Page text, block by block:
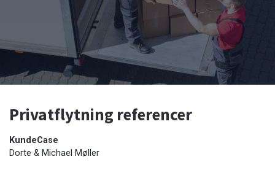
Privatflytning referencer
KundeCase
Dorte & Michael Møller